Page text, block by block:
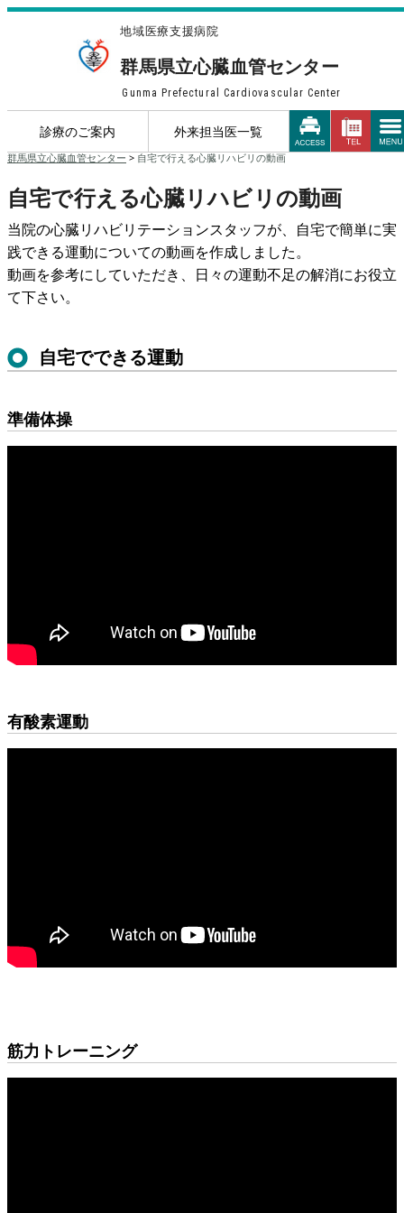
地域医療支援病院
群馬県立心臓血管センター
Gunma Prefectural Cardiovascular Center
診療のご案内 外来担当医一覧
群馬県立心臓血管センター > 自宅で行える心臓リハビリの動画
自宅で行える心臓リハビリの動画
当院の心臓リハビリテーションスタッフが、自宅で簡単に実
践できる運動についての動画を作成しました。
動画を参考にしていただき、日々の運動不足の解消にお役立
て下さい。
自宅でできる運動
準備体操
有酸素運動
筋力トレーニング